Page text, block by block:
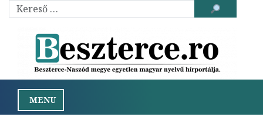
Toggle
navigation